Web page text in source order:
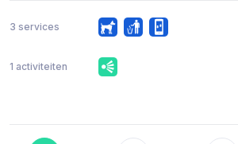
3 services
1 activiteiten